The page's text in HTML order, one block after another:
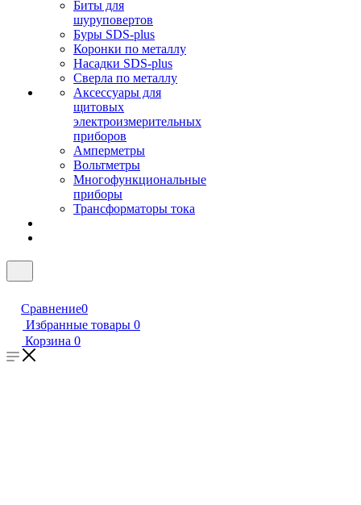
Биты для
шуруповертов
Буры SDS-plus
Коронки по металлу
Насадки SDS-plus
Сверла по металлу
Аксессуары для
щитовых
электроизмерительных
приборов
Амперметры
Вольтметры
Многофункциональные
приборы
Трансформаторы тока
Сравнение0
Избранные товары 0
Корзина 0